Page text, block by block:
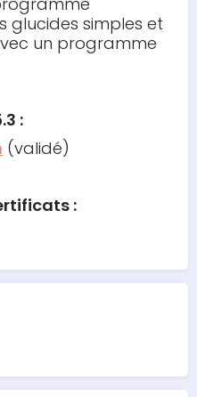
glucides simples et
un programme
:
(validé)
: